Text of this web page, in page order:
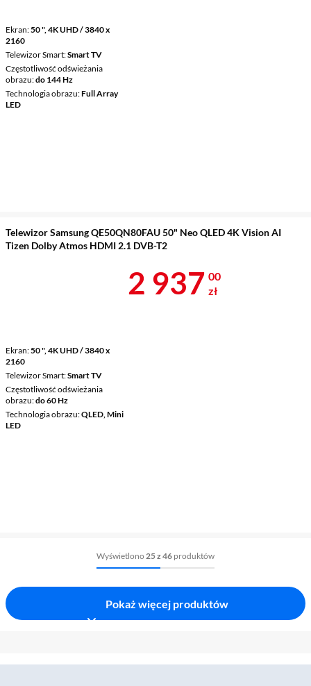
Ekran 50 ", 4K UHD / 3840 x
2160
Telewizor Smart Smart TV
Częstotliwość odświeżania
obrazu do 144 Hz
Technologia obrazu Full Array
LED
Telewizor Samsung QE50QN80FAU 50" Neo QLED 4K Vision AI
Tizen Dolby Atmos HDMI 2.1 DVB-T2
Ekran 50 ", 4K UHD / 3840 x
2160
Telewizor Smart Smart TV
Częstotliwość odświeżania
obrazu do 60 Hz
Technologia obrazu QLED, Mini
LED
Cena 2 937 zł
2 937 00
zł
Wyświetlono 25 z 46 produktów
Pokaż więcej produktów